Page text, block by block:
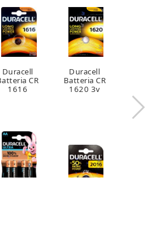
Duracell
CR
1616
Duracell
Batteria CR
1620 3v